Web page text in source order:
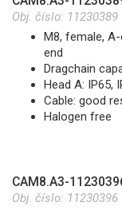
Obj. číslo: 11230389
M8, female,
end
Dragchain
Head A: IP65,
Cable: good
Halogen free
CAM8.A3-
Obj. číslo: 11230396